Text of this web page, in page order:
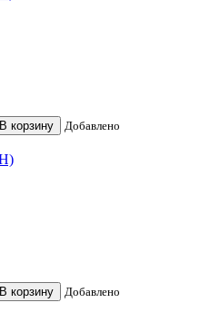
В корзину Добавлено
В корзину Добавлено